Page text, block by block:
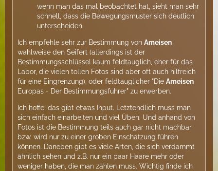
wenn man das mal beobachtet hat, sieht man sehr
schnell, dass die Bewegungsmuster sich deutlich
unterscheiden
Ich empfehle sehr zur Bestimmung von Ameisen
wahlweise den Seifert (allerdings ist der
Bestimmungsschlüssel kaum feldtauglich, eher für das
Labor, die vielen tollen Fotos sind aber oft auch hilfreich
für eine Eingrenzung), oder feldtauglicher "Die Ameisen
Europas - Der Bestimmungsführer" zu erwerben.
Ich hoffe, das gibt etwas Input. Letztendlich muss man
sich einfach einarbeiten und viel Üben. Und anhand von
Fotos ist die Bestimmung teils auch gar nicht machbar
bzw. wird nur zu einer groben Einschätzung führen
können. Daneben gibt es viele Arten, die sich verdammt
ähnlich sehen und z.B. nur ein paar Haare mehr oder
weniger haben, die man zählen muss. Wichtig finde ich